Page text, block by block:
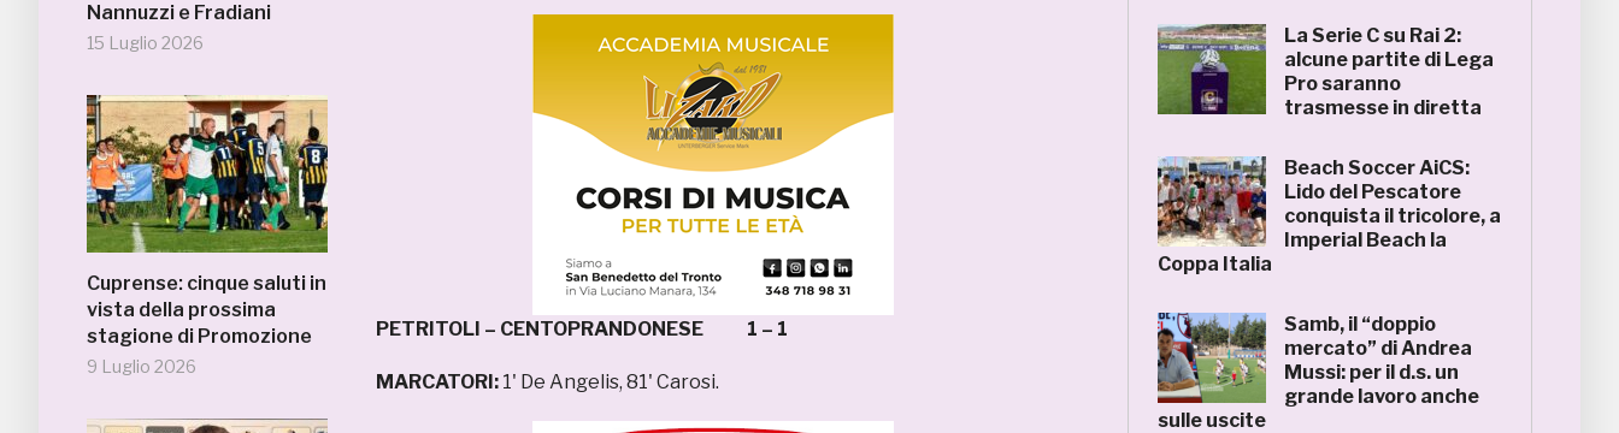
Nannuzzi e Fradiani
15 Luglio 2026
Cuprense: cinque saluti in
vista della prossima
stagione di Promozione
9 Luglio 2026
PETRITOLI – CENTOPRANDONESE 1 – 1
MARCATORI: 1' De Angelis, 81' Carosi.
La Serie C su Rai 2:
alcune partite di Lega
Pro saranno
trasmesse in diretta
Beach Soccer AiCS:
Lido del Pescatore
conquista il tricolore, a
Imperial Beach la
Coppa Italia
Samb, il “doppio
mercato” di Andrea
Mussi: per il d.s. un
grande lavoro anche
sulle uscite